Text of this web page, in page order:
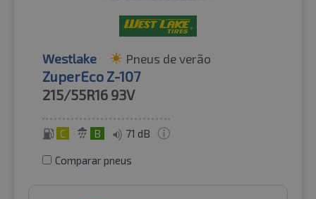
Westlake Pneus de verão
ZuperEco Z-107
215/55R16 93V
C B 71 dB
Comparar pneus